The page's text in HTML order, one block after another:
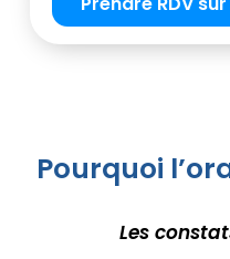
Pourquoi
Les